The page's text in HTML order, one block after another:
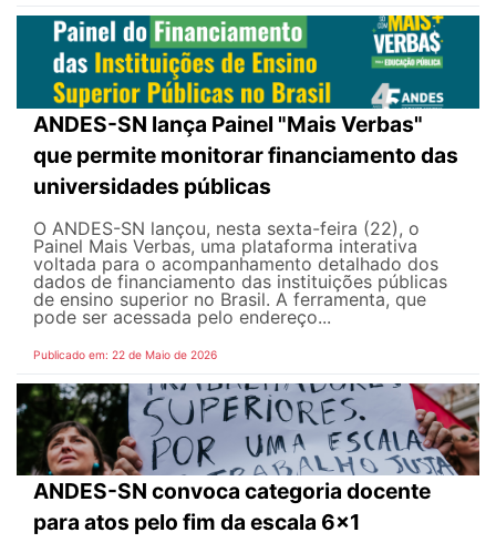
ANDES-SN lança Painel "Mais Verbas"
que permite monitorar financiamento das
universidades públicas
O ANDES-SN lançou, nesta sexta-feira (22), o
Painel Mais Verbas, uma plataforma interativa
voltada para o acompanhamento detalhado dos
dados de financiamento das instituições públicas
de ensino superior no Brasil. A ferramenta, que
pode ser acessada pelo endereço...
Publicado em: 22 de Maio de 2026
ANDES-SN convoca categoria docente
para atos pelo fim da escala 6x1